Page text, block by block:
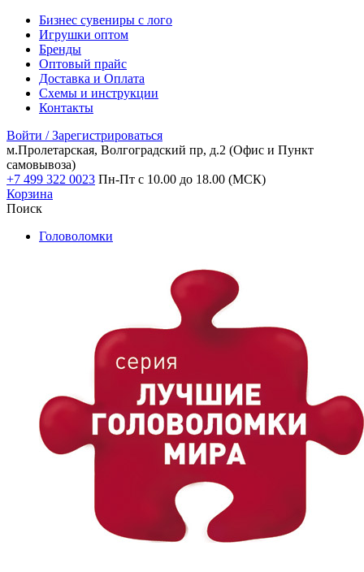
Бизнес сувениры с лого
Игрушки оптом
Бренды
Оптовый прайс
Доставка и Оплата
Схемы и инструкции
Контакты
Войти / Зарегистрироваться
м.Пролетарская, Волгоградский пр, д.2 (Офис и Пункт
самовывоза)
+7 499 322 0023 Пн-Пт с 10.00 до 18.00 (МСК)
Корзина
Поиск
Головоломки